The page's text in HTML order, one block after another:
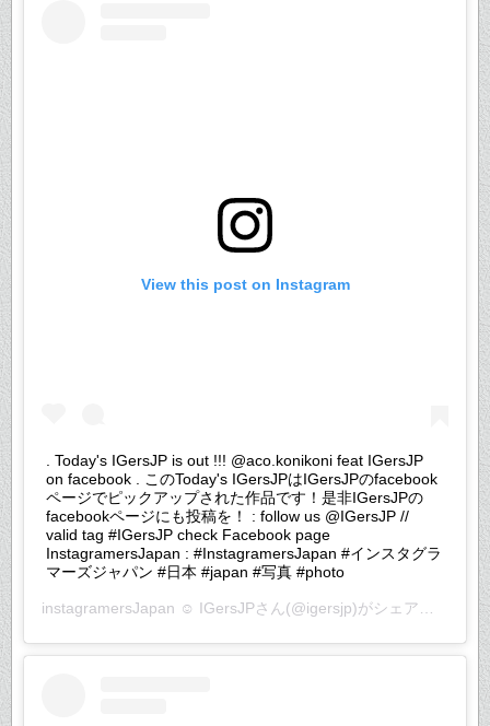
View this post on Instagram
. Today's IGersJP is out !!! @aco.konikoni feat IGersJP
on facebook . このToday's IGersJPはIGersJPのfacebook
ページでピックアップされた作品です！是非IGersJPの
facebookページにも投稿を！ : follow us @IGersJP //
valid tag #IGersJP check Facebook page
InstagramersJapan : #InstagramersJapan #インスタグラ
マーズジャパン #日本 #japan #写真 #photo
instagramersJapan ☺︎ IGersJPさん(@igersjp)がシェアした投稿 –